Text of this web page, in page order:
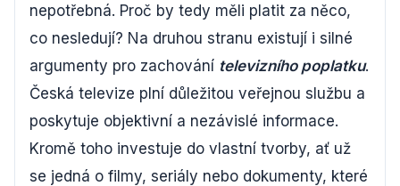
nepotřebná. Proč by tedy měli platit za něco,
co nesledují? Na druhou stranu existují i silné
argumenty pro zachování televizního poplatku.
Česká televize plní důležitou veřejnou službu a
poskytuje objektivní a nezávislé informace.
Kromě toho investuje do vlastní tvorby, ať už
se jedná o filmy, seriály nebo dokumenty, které